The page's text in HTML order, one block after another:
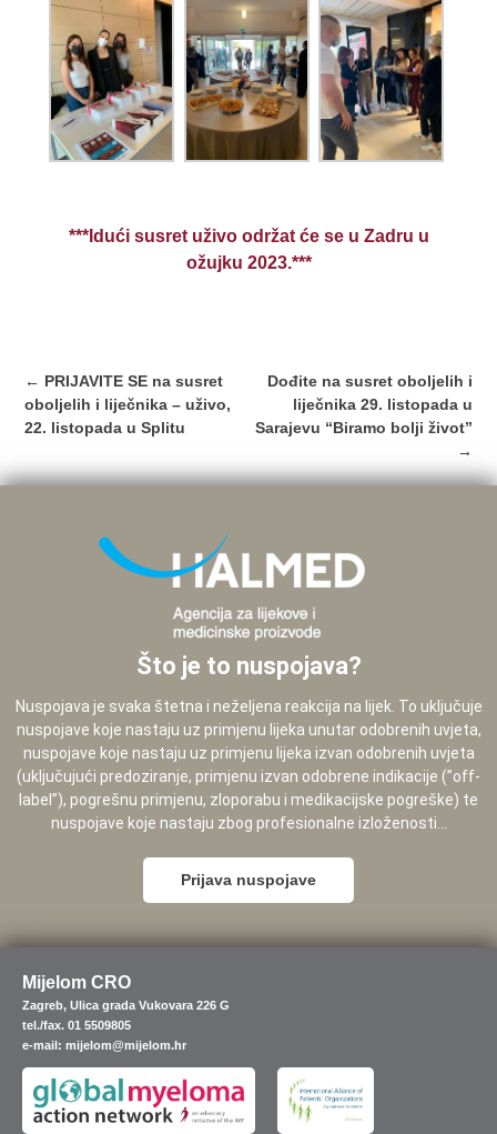
***Idući susret uživo održat će se u Zadru u
ožujku 2023.***
Post
navigation
← PRIJAVITE SE na susret
oboljelih i liječnika – uživo,
22. listopada u Splitu
Dođite na susret oboljelih i
liječnika 29. listopada u
Sarajevu “Biramo bolji život”
→
Što je to nuspojava?
Nuspojava je svaka štetna i neželjena reakcija na lijek. To uključuje
nuspojave koje nastaju uz primjenu lijeka unutar odobrenih uvjeta,
nuspojave koje nastaju uz primjenu lijeka izvan odobrenih uvjeta
(uključujući predoziranje, primjenu izvan odobrene indikacije (”off-
label”), pogrešnu primjenu, zloporabu i medikacijske pogreške) te
nuspojave koje nastaju zbog profesionalne izloženosti...
Prijava nuspojave
Mijelom CRO
Zagreb, Ulica grada Vukovara 226 G
tel./fax. 01 5509805
e-mail: mijelom@mijelom.hr